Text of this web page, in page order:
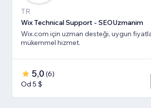
TR
Wix Technical Support - SEOUzmanim
Wix.com için uzman desteği, uygun
mükemmel hizmet.
5,0 (6)
Od 5 $